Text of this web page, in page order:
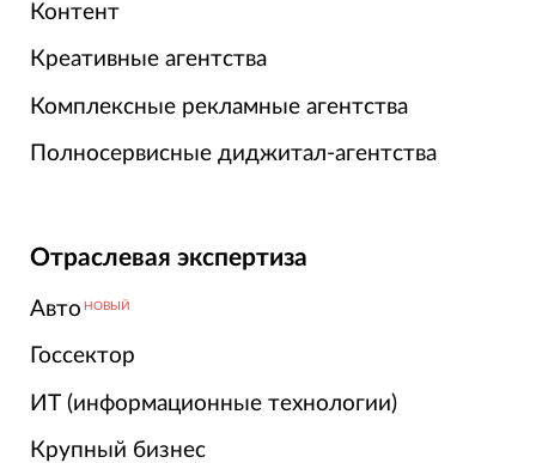
Контент
Креативные агентства
Комплексные рекламные агентства
Полносервисные диджитал-агентства
Отраслевая экспертиза
Авто НОВЫЙ
Госсектор
ИТ (информационные технологии)
Крупный бизнес